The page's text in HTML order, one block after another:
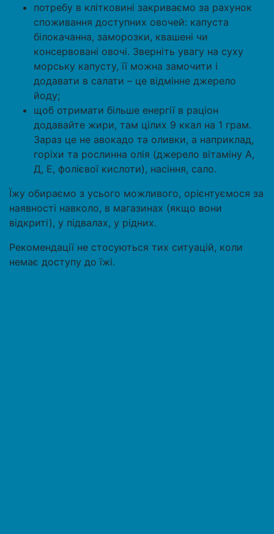
потребу в клітковині закриваємо за рахунок
споживання доступних овочей: капуста
білокачанна, заморозки, квашені чи
консервовані овочі. Зверніть увагу на суху
морську капусту, її можна замочити і
додавати в салати – це відмінне джерело
йоду;
щоб отримати більше енергії в раціон
додавайте жири, там цілих 9 ккал на 1 грам.
Зараз це не авокадо та оливки, а наприклад,
горіхи та рослинна олія (джерело вітаміну А,
Д, Е, фолієвої кислоти), насіння, сало.
Їжу обираємо з усього можливого, орієнтуємося за
наявності навколо, в магазинах (якщо вони
відкриті), у підвалах, у рідних.
Рекомендації не стосуються тих ситуацій, коли
немає доступу до їжі.